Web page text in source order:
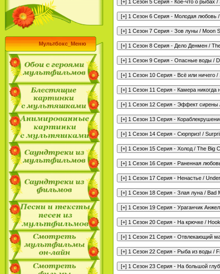
Мультбокс_Меню